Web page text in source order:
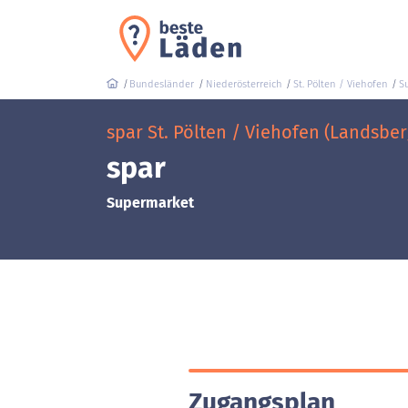
Bundesländer Niederösterreich St. Pölten / Viehofen
spar St. Pölten / Viehofen
spar
Supermarket